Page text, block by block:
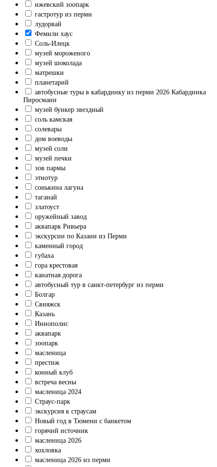
ижевский зоопарк
гастротур из перми
лудорвай
Фемили хаус
Соль-Илецк
музей мороженого
музей шоколада
матрешки
планетарий
автобусные туры в кабардинку из перми 2026 Кабардинка
Пиросмани
музей бункер звездный
соль камская
солевары
дом воеводы
музей соли
музей печки
зов пармы
этнотур
сонькина лагуна
таганай
златоуст
оружейный завод
аквапарк Ривьера
экскурсии по Казани из Перми
каменный город
губаха
гора крестовая
канатная дорога
автобусный тур в санкт-петербург из перми
Болгар
Свияжск
Казань
Иннополис
аквапарк
зоопарк
масленица
престиж
конный клуб
встреча весны
масленица 2024
Страус-парк
экскурсия к страусам
Новый год в Тюмени с банкетом
горячий источник
масленица 2026
хохловка
масленица 2026 из перми